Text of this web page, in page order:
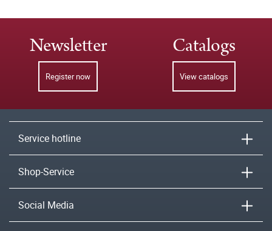
Newsletter
Register now
Catalogs
View catalogs
Service hotline
Shop-Service
Social Media